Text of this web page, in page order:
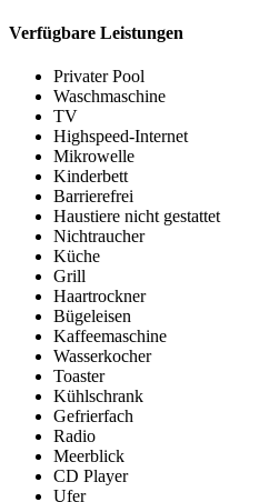
Verfügbare Leistungen
Privater Pool
Waschmaschine
TV
Highspeed-Internet
Mikrowelle
Kinderbett
Barrierefrei
Haustiere nicht gestattet
Nichtraucher
Küche
Grill
Haartrockner
Bügeleisen
Kaffeemaschine
Wasserkocher
Toaster
Kühlschrank
Gefrierfach
Radio
Meerblick
CD Player
Ufer